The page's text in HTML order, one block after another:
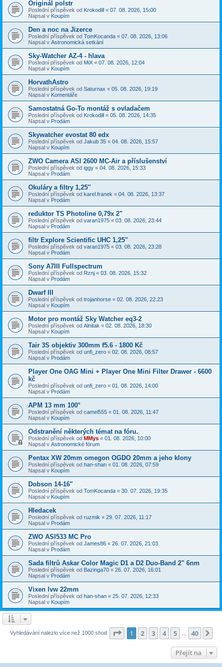
Originál polstr
Poslední příspěvek od Krokodill « 07. 08. 2026, 15:00
Napsal v Koupím
Den a noc na Jizerce
Poslední příspěvek od TomKocanda « 07. 08. 2026, 13:06
Napsal v Astronomická setkání
Sky-Watcher AZ-4 - hlava
Poslední příspěvek od MiX « 07. 08. 2026, 12:04
Napsal v Koupím
HorvathAstro
Poslední příspěvek od Saturnax « 05. 08. 2026, 19:19
Napsal v Komentáře
Samostatná Go-To montáž s ovladačem
Poslední příspěvek od Krokodill « 05. 08. 2026, 14:35
Napsal v Prodám
Skywatcher evostat 80 edx
Poslední příspěvek od Jakub 35 « 04. 08. 2026, 15:57
Napsal v Koupím
ZWO Camera ASI 2600 MC-Air a příslušenství
Poslední příspěvek od iggy « 04. 08. 2026, 15:33
Napsal v Prodám
Okuláry a filtry 1,25″
Poslední příspěvek od karel.franek « 04. 08. 2026, 13:37
Napsal v Prodám
reduktor TS Photoline 0,79x 2"
Poslední příspěvek od varan1975 « 03. 08. 2026, 23:44
Napsal v Prodám
filtr Explore Scientific UHC 1,25"
Poslední příspěvek od varan1975 « 03. 08. 2026, 23:28
Napsal v Prodám
Sony A7III Fullspectrum
Poslední příspěvek od Rznj « 03. 08. 2026, 15:32
Napsal v Prodám
Dwarf III
Poslední příspěvek od trojanhorse « 02. 08. 2026, 22:23
Napsal v Koupím
Motor pro montáž Sky Watcher eq3-2
Poslední příspěvek od Alnitak « 02. 08. 2026, 18:30
Napsal v Koupím
Tair 3S objektiv 300mm f5.6 - 1800 Kč
Poslední příspěvek od unfi_zero « 02. 08. 2026, 08:57
Napsal v Prodám
Player One OAG Mini + Player One Mini Filter Drawer - 6600
kč
Poslední příspěvek od unfi_zero « 01. 08. 2026, 14:00
Napsal v Prodám
APM 13 mm 100°
Poslední příspěvek od camel555 « 01. 08. 2026, 11:47
Napsal v Koupím
Odstranění některých témat na fóru.
Poslední příspěvek od MMys « 01. 08. 2026, 10:00
Napsal v Astronomické fórum
Pentax XW 20mm omegon OGDO 20mm a jeho klony
Poslední příspěvek od han-shan « 01. 08. 2026, 07:59
Napsal v Koupím
Dobson 14-16"
Poslední příspěvek od TomKocanda « 30. 07. 2026, 19:35
Napsal v Koupím
Hledacek
Poslední příspěvek od ruzmik « 29. 07. 2026, 11:17
Napsal v Prodám
ZWO ASI533 MC Pro
Poslední příspěvek od James86 « 26. 07. 2026, 21:03
Napsal v Prodám
Sada filtrů Askar Color Magic D1 a D2 Duo-Band 2" 6nm
Poslední příspěvek od Bazinga70 « 26. 07. 2026, 16:01
Napsal v Prodám
Vixen lvw 22mm
Poslední příspěvek od han-shan « 25. 07. 2026, 12:33
Napsal v Koupím
Vyhledávání nalezlo více než 1000 shod Stránka z 40
1 2 3 4 5 40
Přejít na